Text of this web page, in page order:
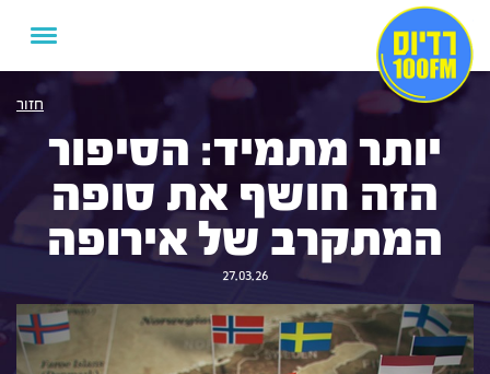
חזור
יותר מתמיד: הסיפור
הזה חושף את סופה
המתקרב של אירופה
27.03.26